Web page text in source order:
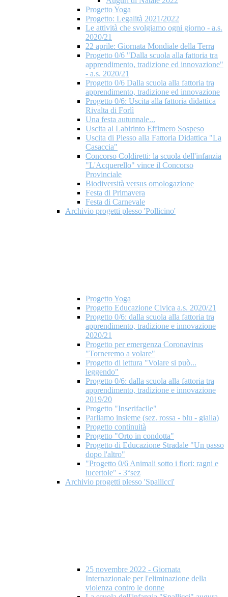
Progetto Yoga
Progetto: Legalità 2021/2022
Le attività che svolgiamo ogni giorno - a.s.
2020/21
22 aprile: Giornata Mondiale della Terra
Progetto 0/6 "Dalla scuola alla fattoria tra
apprendimento, tradizione ed innovazione"
- a.s. 2020/21
Progetto 0/6 Dalla scuola alla fattoria tra
apprendimento, tradizione ed innovazione
Progetto 0/6: Uscita alla fattoria didattica
Rivalta di Forlì
Una festa autunnale...
Uscita al Labirinto Effimero Sospeso
Uscita di Plesso alla Fattoria Didattica "La
Casaccia"
Concorso Coldiretti: la scuola dell'infanzia
"L'Acquerello" vince il Concorso
Provinciale
Biodiversità versus omologazione
Festa di Primavera
Festa di Carnevale
Archivio progetti plesso 'Pollicino'
Progetto Yoga
Progetto Educazione Civica a.s. 2020/21
Progetto 0/6: dalla scuola alla fattoria tra
apprendimento, tradizione e innovazione
2020/21
Progetto per emergenza Coronavirus
"Torneremo a volare"
Progetto di lettura "Volare si può...
leggendo"
Progetto 0/6: dalla scuola alla fattoria tra
apprendimento, tradizione e innovazione
2019/20
Progetto "Inserifacile"
Parliamo insieme (sez. rossa - blu - gialla)
Progetto continuità
Progetto "Orto in condotta"
Progetto di Educazione Stradale "Un passo
dopo l'altro"
"Progetto 0/6 Animali sotto i fiori: ragni e
lucertole" - 3°sez
Archivio progetti plesso 'Spallicci'
25 novembre 2022 - Giornata
Internazionale per l'eliminazione della
violenza contro le donne